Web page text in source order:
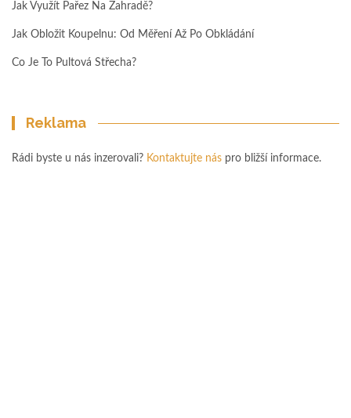
Jak Využít Pařez Na Zahradě?
Jak Obložit Koupelnu: Od Měření Až Po Obkládání
Co Je To Pultová Střecha?
Reklama
Rádi byste u nás inzerovali? Kontaktujte nás pro bližší informace.